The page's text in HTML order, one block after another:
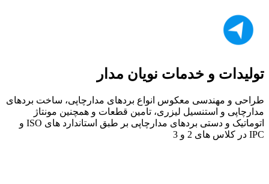
تولیدات و خدمات نویان مدار
طراحی و مهندسی معکوس انواع بردهای مدارچاپی، ساخت بردهای
مدارچاپی و استنسیل لیزری، تامین قطعات و همچنین مونتاژ
اتوماتیک و دستی بردهای مدارچاپی بر طبق استاندارد های ISO و
IPC در کلاس های 2 و 3